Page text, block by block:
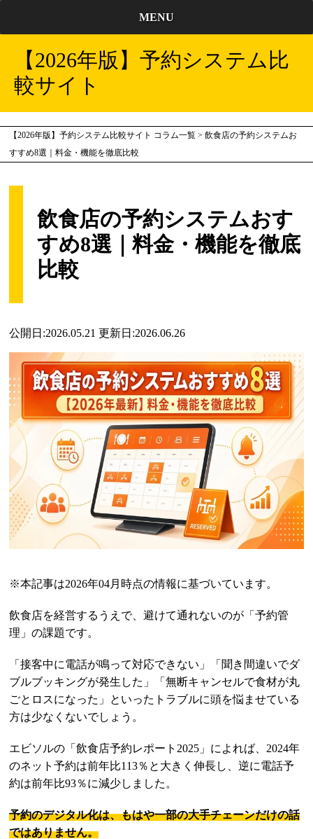
【2026年版】予約システム比
較サイト
MENU
【2026年版】予約システム比較サイト コラム一覧 >飲食店の予約システムお
すすめ8選｜料金・機能を徹底比較
飲食店の予約システムおす
すめ8選｜料金・機能を徹底
比較
公開日:2026.05.21 更新日:2026.06.26
※本記事は2026年04月時点の情報に基づいています。
飲食店を経営するうえで、避けて通れないのが「予約管
理」の課題です。
「接客中に電話が鳴って対応できない」「聞き間違いでダ
ブルブッキングが発生した」「無断キャンセルで食材が丸
ごとロスになった」といったトラブルに頭を悩ませている
方は少なくないでしょう。
エビソルの「飲食店予約レポート2025」によれば、2024年
のネット予約は前年比113％と大きく伸長し、逆に電話予
約は前年比93％に減少しました。
予約のデジタル化は、もはや一部の大手チェーンだけの話
ではありません。